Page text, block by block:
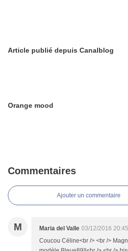
Article publié depuis Canalblog
Orange mood
Commentaires
Ajouter un commentaire
M Maria del Valle 03/12/2016 20:45
Coucou Céline<br /> <br />